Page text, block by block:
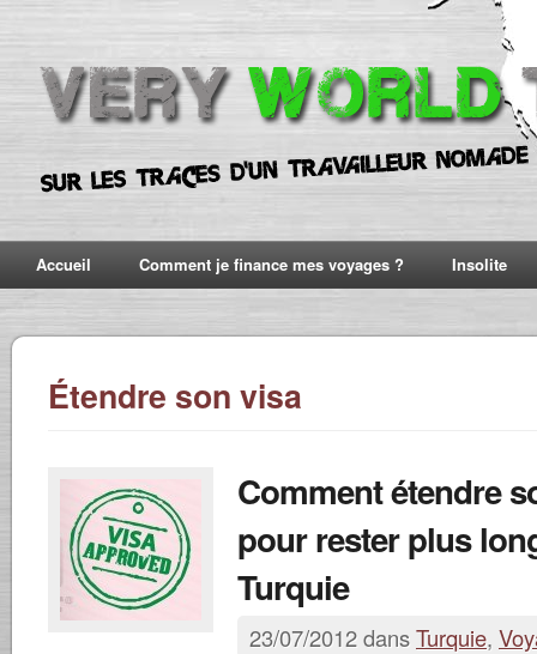
Accueil Comment je finance mes voyages ? Insolite
Étendre son visa
Comment étendre
pour rester plus
Turquie
23/07/2012 dansTurquie,